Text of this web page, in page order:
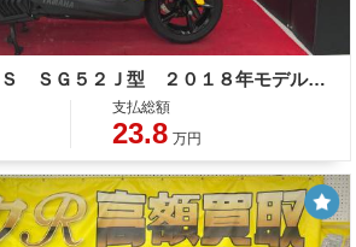
ヤマハ マジェスティＳ ＳＧ５２Ｊ型 ２０１８年モデル オーバーレーシングマフラー バックレスト ＬＥＤヘッドライト ＬＥＤテールランプ
支払総額
23.8 万円